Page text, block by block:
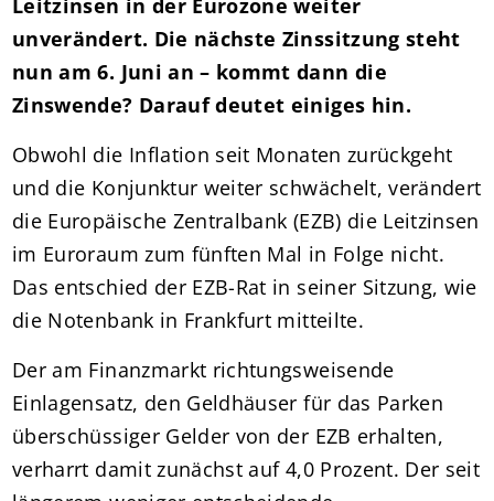
Leitzinsen in der Eurozone weiter
unverändert. Die nächste Zinssitzung steht
nun am 6. Juni an – kommt dann die
Zinswende? Darauf deutet einiges hin.
Obwohl die Inflation seit Monaten zurückgeht
und die Konjunktur weiter schwächelt, verändert
die Europäische Zentralbank (EZB) die Leitzinsen
im Euroraum zum fünften Mal in Folge nicht.
Das entschied der EZB-Rat in seiner Sitzung, wie
die Notenbank in Frankfurt mitteilte.
Der am Finanzmarkt richtungsweisende
Einlagensatz, den Geldhäuser für das Parken
überschüssiger Gelder von der EZB erhalten,
verharrt damit zunächst auf 4,0 Prozent. Der seit